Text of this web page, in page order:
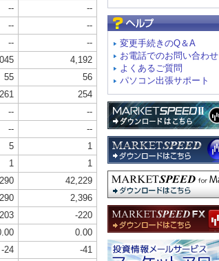
変更手続きのQ＆A
お電話でのお問い合わせ
よくあるご質問
パソコン出張サポート